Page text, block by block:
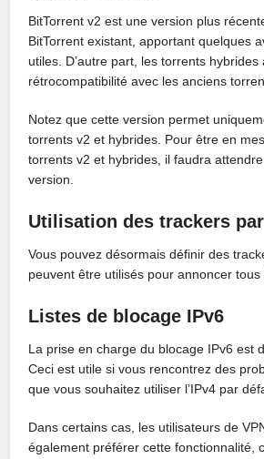
BitTorrent v2 est une version plus
BitTorrent existant, apportant quelques
utiles. D’autre part, les torrents hybrides
rétrocompatibilité avec les anciens
Notez que cette version permet
torrents v2 et hybrides. Pour être en
torrents v2 et hybrides, il faudra
version.
Utilisation des trackers
Vous pouvez désormais définir des
peuvent être utilisés pour annoncer
Listes de blocage IPv6
La prise en charge du blocage IPv6 est
Ceci est utile si vous rencontrez des
que vous souhaitez utiliser l’IPv4 par
Dans certains cas, les utilisateurs de
également préférer cette fonctionnalité,